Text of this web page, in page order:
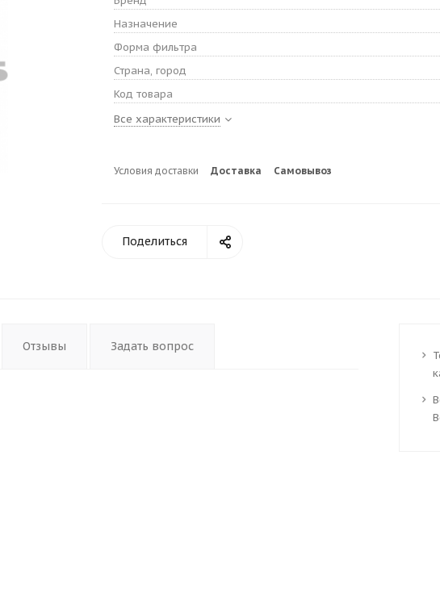
Назначение
Форма фильтра
Страна, город
Код товара
Все характеристики
Условия доставки Доставка Самовывоз
Поделиться
Отзывы Задать вопрос